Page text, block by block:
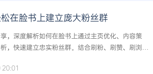
在脸书上建立庞大粉丝群
，深度解析如何在脸书上通过主页优化、内容策
，快速建立忠实粉丝群。结合刷粉、刷赞、刷浏览